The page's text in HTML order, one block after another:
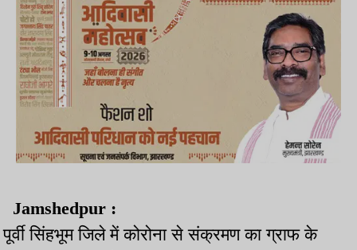
Jamshedpur :
पूर्वी सिंहभूम जिले में कोरोना से संक्रमण का ग्राफ के